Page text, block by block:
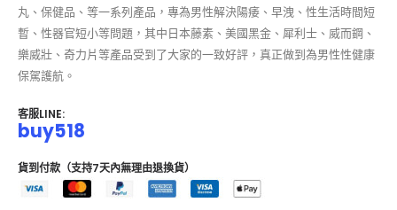
健康商城致力於服務每一位男性，提供壯陽藥、印度藥、持久液、增大
丸、保健品、等一系列產品，專為男性解決陽痿、早洩、性生活時間短
暫、性器官短小等問題，其中日本藤素、美國黑金、犀利士、威而鋼、
樂威壯、奇力片等產品受到了大家的一致好評，真正做到為男性性健康
客服LINE:
貨到付款（支持7天內無理由退換貨）